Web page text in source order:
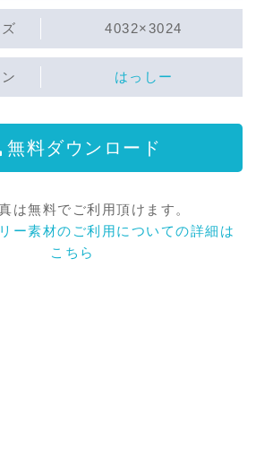
4032×3024
はっしー
無料ダウンロード
は無料でご利用頂けます。
ー素材のご利用についての詳細は
こちら